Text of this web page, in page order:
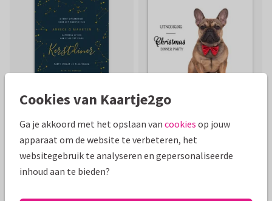
Cookies van Kaartje2go
Ga je akkoord met het opslaan van cookies op jouw
apparaat om de website te verbeteren, het
websitegebruik te analyseren en gepersonaliseerde
inhoud aan te bieden?